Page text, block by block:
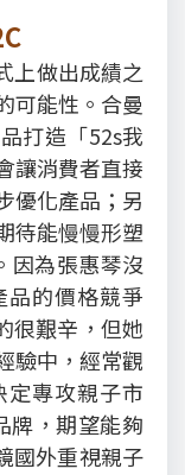
做出成績之
可能性。合曼
打造「52s我
讓消費者直接
優化產品；另
待能慢慢形塑
因為張惠琴沒
品的價格競爭
很艱辛，但她
驗中，經常觀
專攻親子市
牌，期望能夠
國外重視親子